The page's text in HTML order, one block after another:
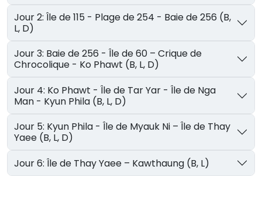
Jour 2: Île de 115 - Plage de 254 - Baie de 256 (B,
L, D)
Jour 3: Baie de 256 - Île de 60 – Crique de
Chrocolique - Ko Phawt (B, L, D)
Jour 4: Ko Phawt - Île de Tar Yar - Île de Nga
Man - Kyun Phila (B, L, D)
Jour 5: Kyun Phila - Île de Myauk Ni – Île de Thay
Yaee (B, L, D)
Jour 6: Île de Thay Yaee – Kawthaung (B, L)